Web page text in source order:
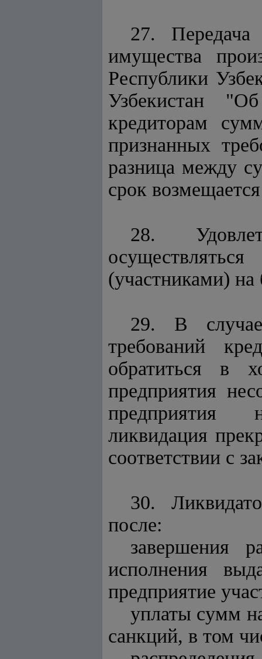
27. Передача
имущества
Республики
Узбекистан
кредиторам
признанных
разница между
срок
28.
(участниками) на
29. В случае
требований
обратиться в
предприятия
предприятия
ликвидация
соответствии с
30.
после:
завершения
исполнения
предприятие
уплаты сумм
санкций, в том